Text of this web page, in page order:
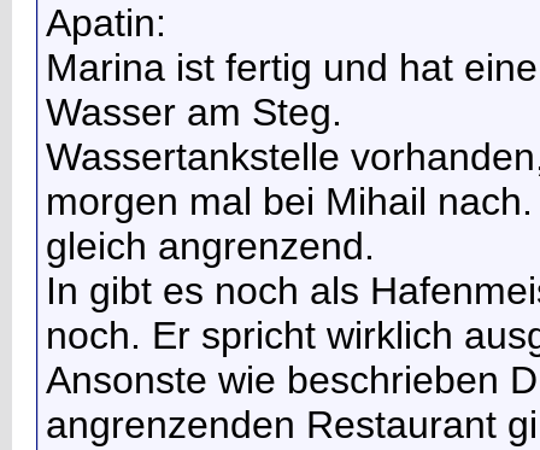
Apatin:
Marina ist fertig und hat
Wasser am Steg.
Wassertankstelle
morgen mal bei Mihail
gleich angrenzend.
In gibt es noch als
noch. Er spricht wirklich
Ansonste wie beschrieben
angrenzenden Restaurant